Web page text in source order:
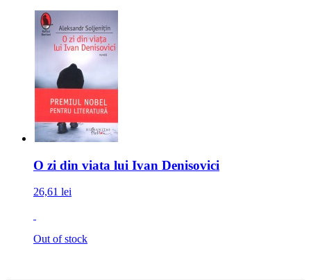
O zi din viata lui Ivan Denisovici
26,61 lei
Out of stock